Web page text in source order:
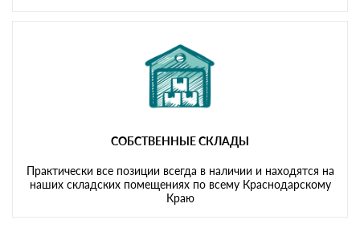
СОБСТВЕННЫЕ СКЛАДЫ
Практически все позиции всегда в наличии и находятся на
наших складских помещениях по всему Краснодарскому
Краю